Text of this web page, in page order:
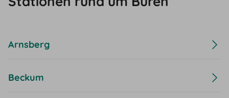
Arnsberg
Beckum